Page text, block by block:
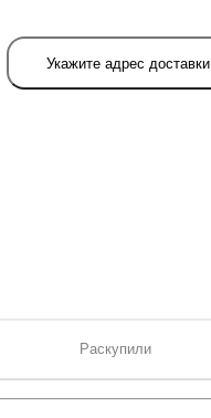
Укажите адрес доставки
Раскупили